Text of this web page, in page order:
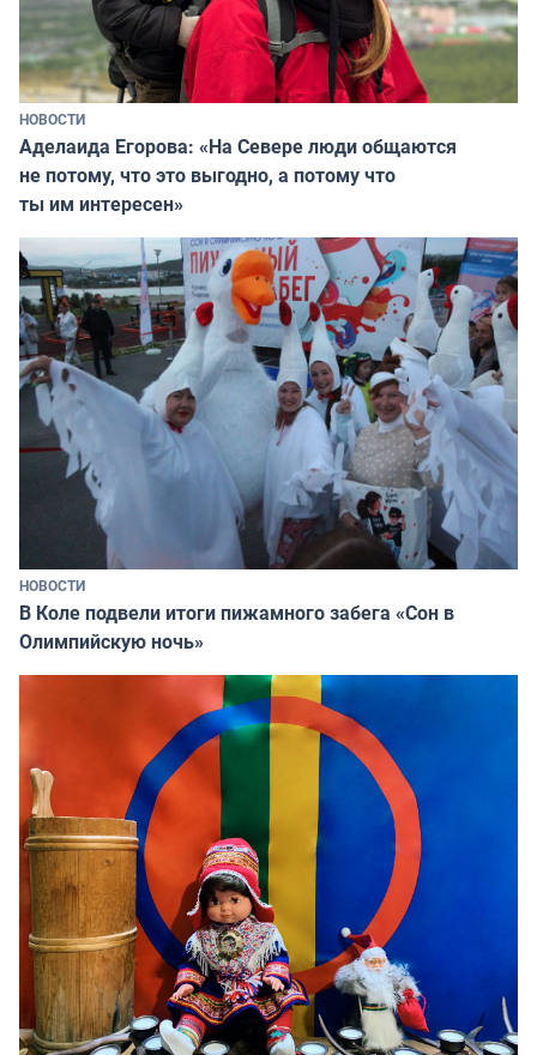
НОВОСТИ
Аделаида Егорова: «На Севере люди общаются
не потому, что это выгодно, а потому что
ты им интересен»
НОВОСТИ
В Коле подвели итоги пижамного забега «Сон в
Олимпийскую ночь»